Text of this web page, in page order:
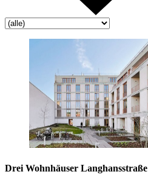
Drei Wohnhäuser Langhansstraße